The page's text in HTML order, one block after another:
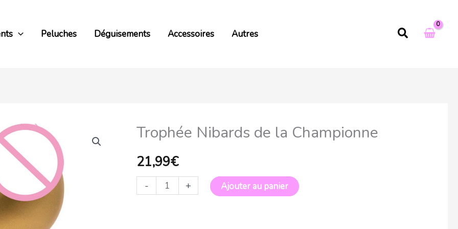
Peluches Déguisements Accessoires Autres Rechercher
Trophée Nibards de la Championne
21,99€
-
quantité
Trophée
Nibards
de
+ Ajouter au panier